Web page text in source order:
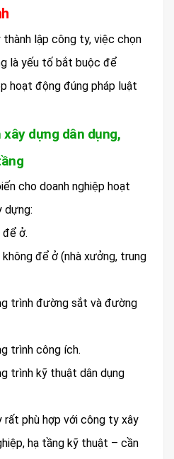
lập công ty, việc chọn
là yếu tố bắt buộc để
hoạt động đúng pháp luật
dựng dân dụng,
cho doanh nghiệp hoạt
dựng:
để ở.
để ở (nhà xưởng, trung
trình đường sắt và đường
trình công ích.
trình kỹ thuật dân dụng
rất phù hợp với công ty xây
hạ tầng kỹ thuật – cần